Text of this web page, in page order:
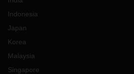
Indonesia
Japan
Korea
Malaysia
Singapore